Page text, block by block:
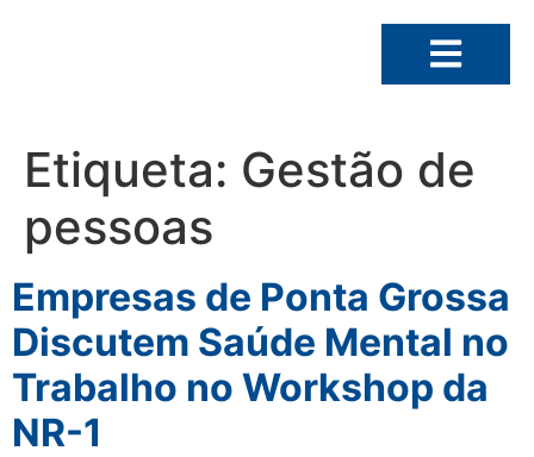
Etiqueta: Gestão de
pessoas
Empresas de Ponta Grossa
Discutem Saúde Mental no
Trabalho no Workshop da
NR-1